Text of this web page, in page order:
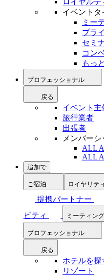
イベントタ
ミー
プラ
セミ
コン
もっ
プロフェッショナル
戻る
イベント主
旅行業者
出張者
メンバー
ALL
ALL
追加で
ご宿泊 ロイヤリテ
提携パートナー
ビティ
ミーティン
プロフェッショナル
戻る
ホテルを探
リゾート